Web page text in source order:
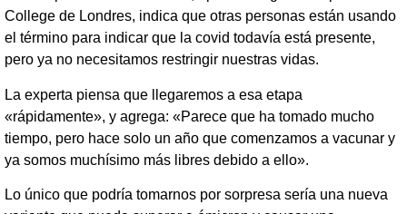
College de Londres, indica que otras personas están usando
el término para indicar que la covid todavía está presente,
pero ya no necesitamos restringir nuestras vidas.
La experta piensa que llegaremos a esa etapa
«rápidamente», y agrega: «Parece que ha tomado mucho
tiempo, pero hace solo un año que comenzamos a vacunar y
ya somos muchísimo más libres debido a ello».
Lo único que podría tomarnos por sorpresa sería una nueva